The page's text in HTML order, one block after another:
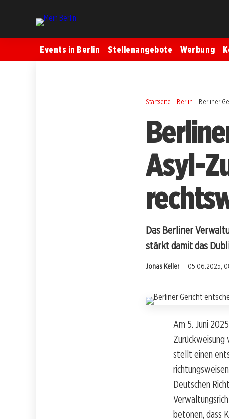
Events in Berlin Stellenangebote Werbung
Startseite Berlin Berliner
Asyl-
Das Berliner
stärkt damit das
Jonas Keller 05.06.2025,
Am 5. Juni
Zurückweisung
stellt einen
Deutschen
betonen, dass